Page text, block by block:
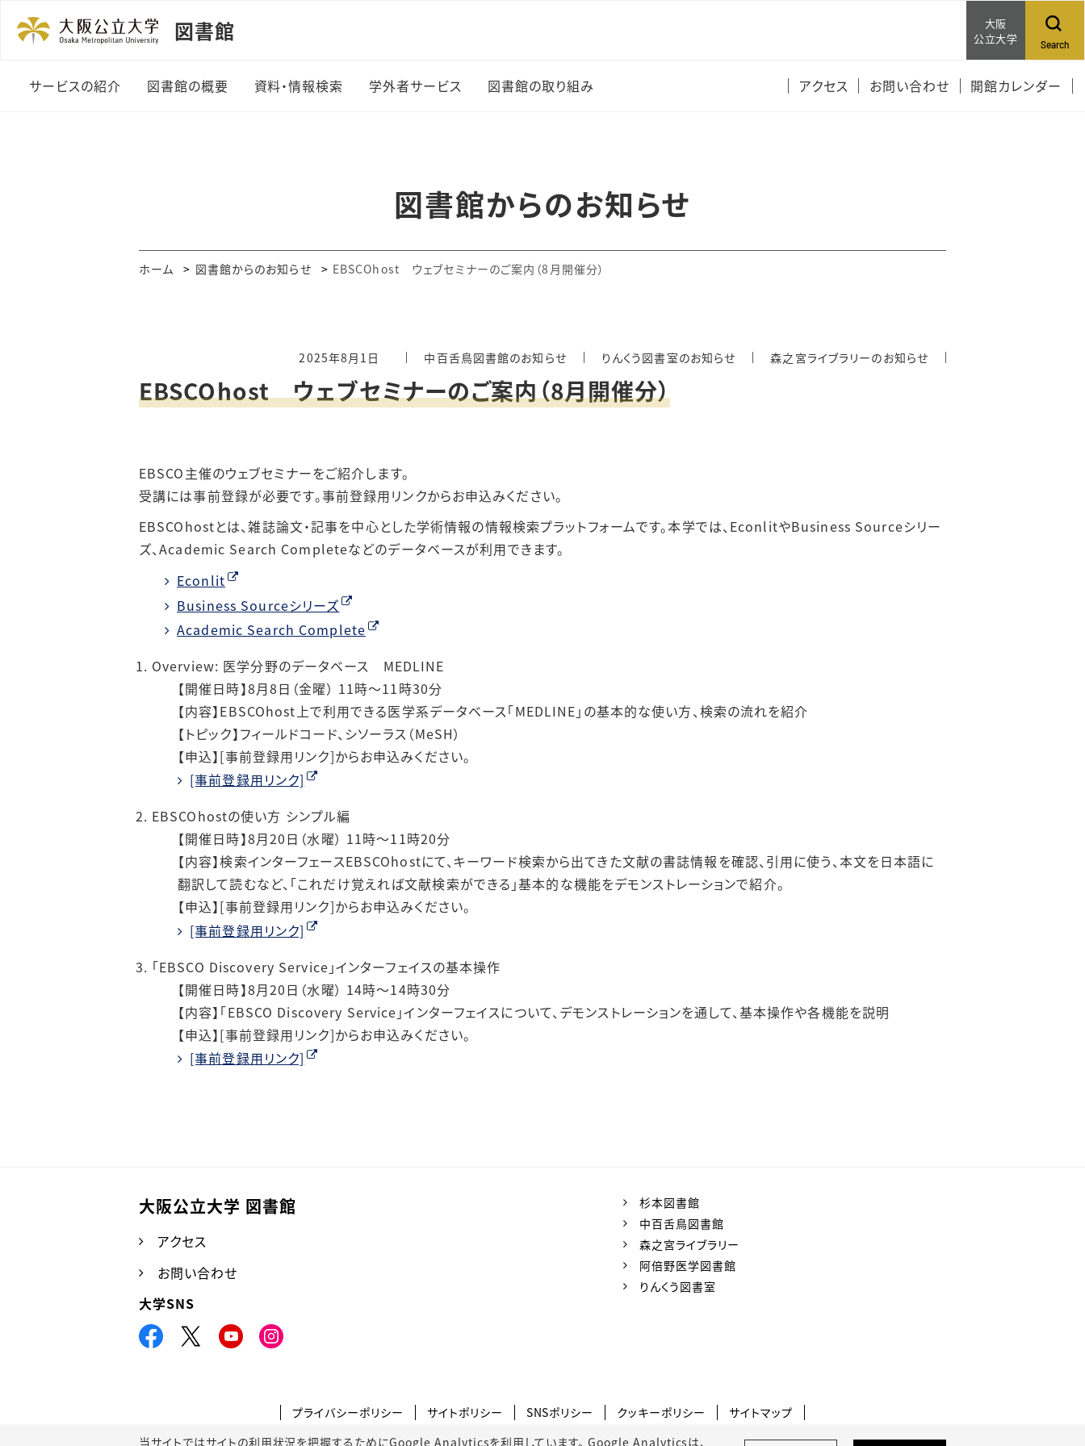
図書館
大阪
公立大学
Search
サービスの紹介
（初年次ゼミナール）
図書館の概要
沿革
資料・情報検索
OPAC・Web上でのサー
データベース一覧
情報検索ポータル
電子ブック案内
機関リポジトリ
学外者サービス 図書館の取り組み
の本
アクセス お問い合わせ 開館カレンダー
図書館からのお知らせ
ホーム 図書館からのお知らせ EBSCOhost ウェブセミナーのご案内（8月開催分）
2025年8月1日 中百舌鳥図書館のお知らせ りんくう図書室のお知らせ 森之宮ライブラリーのお知らせ
EBSCOhost ウェブセミナーのご案内（8月開催分）
EBSCO主催のウェブセミナーをご紹介します。
受講には事前登録が必要です。事前登録用リンクからお申込みください。
EBSCOhostとは、雑誌論文・記事を中心とした学術情報の情報検索プラットフォームです。本学では、EconlitやBusiness Sourceシリー
ズ、Academic Search Completeなどのデータベースが利用できます。
Econlit
Business Sourceシリーズ
Academic Search Complete
Overview: 医学分野のデータベース MEDLINE
【開催日時】8月8日（金曜） 11時～11時30分
【内容】EBSCOhost上で利用できる医学系データベース「MEDLINE」の基本的な使い方、検索の流れを紹介
【トピック】フィールドコード、シソーラス（MeSH）
【申込】[事前登録用リンク]からお申込みください。
[事前登録用リンク]
EBSCOhostの使い方 シンプル編
【開催日時】8月20日（水曜） 11時～11時20分
【内容】検索インターフェースEBSCOhostにて、キーワード検索から出てきた文献の書誌情報を確認、引用に使う、本文を日本語に
翻訳して読むなど、「これだけ覚えれば文献検索ができる」基本的な機能をデモンストレーションで紹介。
【申込】[事前登録用リンク]からお申込みください。
[事前登録用リンク]
「EBSCO Discovery Service」インターフェイスの基本操作
【開催日時】8月20日（水曜） 14時～14時30分
【内容】「EBSCO Discovery Service」インターフェイスについて、デモンストレーションを通して、基本操作や各機能を説明
【申込】[事前登録用リンク]からお申込みください。
[事前登録用リンク]
当サイトではサイトの利用状況を把握するためにGoogle Analyticsを利用しています。 Google Analyticsは、
大阪公立大学 図書館
アクセス
お問い合わせ
大学SNS
杉本図書館
中百舌鳥図書館
森之宮ライブラリー
阿倍野医学図書館
りんくう図書室
プライバシーポリシー サイトポリシー SNSポリシー クッキーポリシー サイトマップ